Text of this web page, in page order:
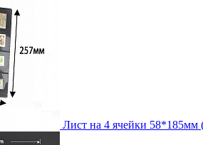
Лист на 4 ячейки 58*185мм